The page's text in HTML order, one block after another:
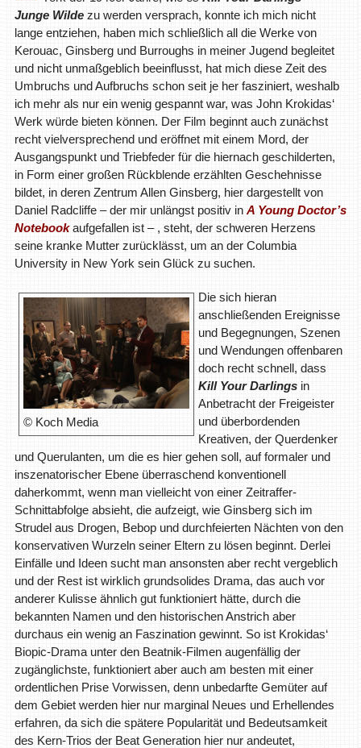
Junge Wildezu werden versprach, konnte ich mich nicht
lange entziehen, haben mich schließlich all die Werke von
Kerouac, Ginsberg und Burroughs in meiner Jugend begleitet
und nicht unmaßgeblich beeinflusst, hat mich diese Zeit des
Umbruchs und Aufbruchs schon seit je her fasziniert, weshalb
ich mehr als nur ein wenig gespannt war, was John Krokidas‘
Werk würde bieten können. Der Film beginnt auch zunächst
recht vielversprechend und eröffnet mit einem Mord, der
Ausgangspunkt und Triebfeder für die hiernach geschilderten,
in Form einer großen Rückblende erzählten Geschehnisse
bildet, in deren Zentrum Allen Ginsberg, hier dargestellt von
Daniel Radcliffe – der mir unlängst positiv in A Young Doctor’s
Notebookaufgefallen ist – , steht, der schweren Herzens
seine kranke Mutter zurücklässt, um an der Columbia
University in New York sein Glück zu suchen.
© Koch Media
Die sich hieran
anschließenden Ereignisse
und Begegnungen, Szenen
und Wendungen offenbaren
doch recht schnell, dass
Kill Your Darlingsin
Anbetracht der Freigeister
und überbordenden
Kreativen, der Querdenker
und Querulanten, um die es hier gehen soll, auf formaler und
inszenatorischer Ebene überraschend konventionell
daherkommt, wenn man vielleicht von einer Zeitraffer-
Schnittabfolge absieht, die aufzeigt, wie Ginsberg sich im
Strudel aus Drogen, Bebop und durchfeierten Nächten von den
konservativen Wurzeln seiner Eltern zu lösen beginnt. Derlei
Einfälle und Ideen sucht man ansonsten aber recht vergeblich
und der Rest ist wirklich grundsolides Drama, das auch vor
anderer Kulisse ähnlich gut funktioniert hätte, durch die
bekannten Namen und den historischen Anstrich aber
durchaus ein wenig an Faszination gewinnt. So ist Krokidas‘
Biopic-Drama unter den Beatnik-Filmen augenfällig der
zugänglichste, funktioniert aber auch am besten mit einer
ordentlichen Prise Vorwissen, denn unbedarfte Gemüter auf
dem Gebiet werden hier nur marginal Neues und Erhellendes
erfahren, da sich die spätere Popularität und Bedeutsamkeit
des Kern-Trios der Beat Generation hier nur andeutet,